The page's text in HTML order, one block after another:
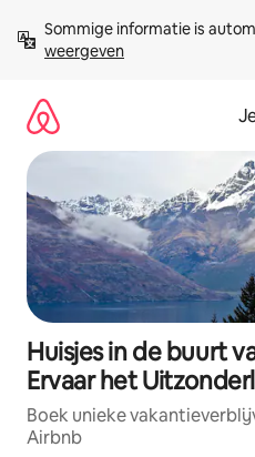
direct
naar
Sommige informatie is
weergeven
Huisjes in de buurt
Ervaar het
Boek unieke
Airbnb